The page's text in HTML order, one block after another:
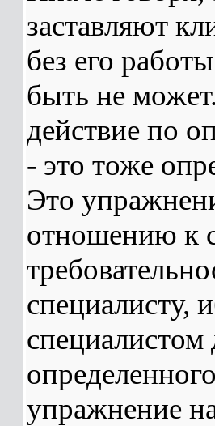
заставляют
без его
быть не
действие по
- это тоже
Это
отношению к
специалисту,
упражнение